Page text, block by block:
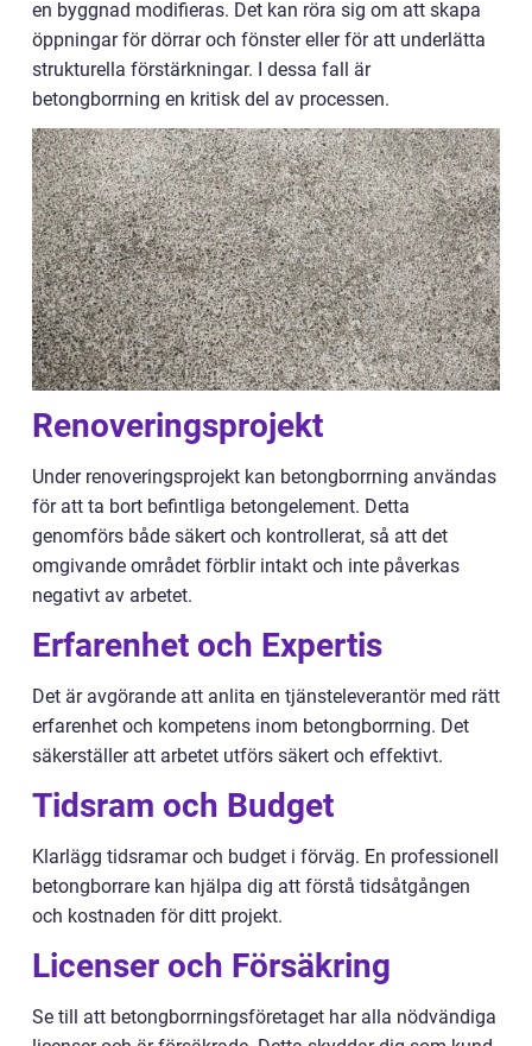
en byggnad modifieras. Det kan röra sig om att skapa
öppningar för dörrar och fönster eller för att underlätta
strukturella förstärkningar. I dessa fall är
betongborrning en kritisk del av processen.
Renoveringsprojekt
Under renoveringsprojekt kan betongborrning användas
för att ta bort befintliga betongelement. Detta
genomförs både säkert och kontrollerat, så att det
omgivande området förblir intakt och inte påverkas
negativt av arbetet.
Erfarenhet och Expertis
Det är avgörande att anlita en tjänsteleverantör med rätt
erfarenhet och kompetens inom betongborrning. Det
säkerställer att arbetet utförs säkert och effektivt.
Tidsram och Budget
Klarlägg tidsramar och budget i förväg. En professionell
betongborrare kan hjälpa dig att förstå tidsåtgången
och kostnaden för ditt projekt.
Licenser och Försäkring
Se till att betongborrningsföretaget har alla nödvändiga